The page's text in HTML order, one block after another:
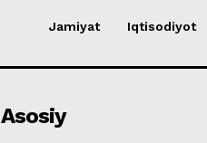
Jamiyat Iqtisodiyot
Asosiy